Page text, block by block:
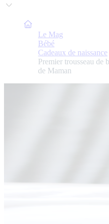
Bulle de Maman
Le Mag
Bébé
Cadeaux de naissance
Premier trousseau de
de Maman